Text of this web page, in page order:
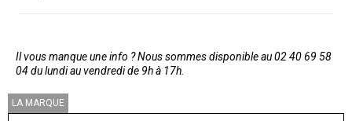
Il vous manque une info ? Nous sommes disponible au 02 40 69 58
04 du lundi au vendredi de 9h à 17h.
LA MARQUE